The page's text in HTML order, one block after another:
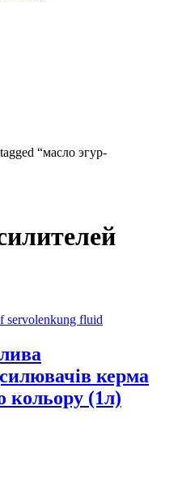
“масло эгур-
керма
кольору (1л)